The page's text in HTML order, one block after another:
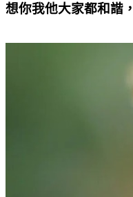
想你我他大家都和諧